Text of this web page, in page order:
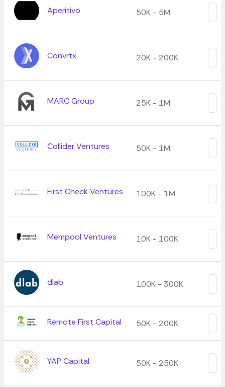
Aperitivo 50K - 5M
Convrtx 20K - 200K
MARC Group 25K - 1M
Collider Ventures 50K - 1M
First Check Ventures 100K - 1M
Mempool Ventures 10K - 100K
dlab 100K - 300K
Remote First Capital 50K - 200K
YAP Capital 50K - 250K